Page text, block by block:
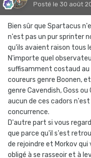
Posté le 30 août
Bien sûr que Spartacus
n'est pas un pur sprinter
qu'ils avaient raison tous
N'importe quel
suffisamment costaud au
coureurs genre Boonen,
genre Cavendish, Goss
aucun de ces cadors
concurrence.
D'autre part si vous
que parce qu'il s'est
de rejoindre et Morkov
obligé à se rasseoir et à